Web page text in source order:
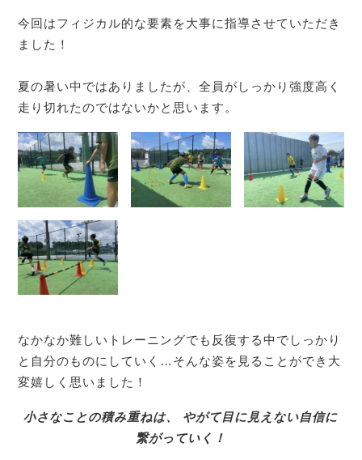
今回はフィジカル的な要素を大事に指導させていただき
ました！
夏の暑い中ではありましたが、全員がしっかり強度高く
走り切れたのではないかと思います。
なかなか難しいトレーニングでも反復する中でしっかり
と自分のものにしていく…そんな姿を見ることができ大
変嬉しく思いました！
小さなことの積み重ねは、 やがて目に見えない自信に
繋がっていく！